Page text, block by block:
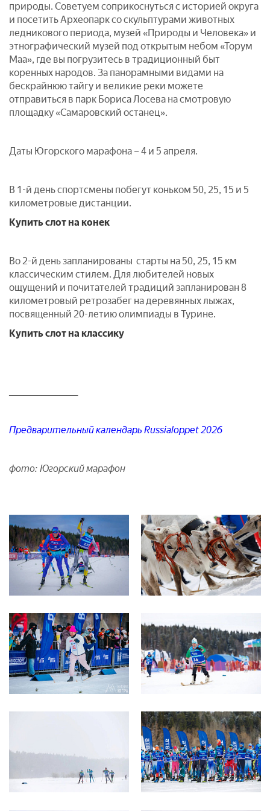
природы. Советуем соприкоснуться с историей округа
и посетить Археопарк со скульптурами животных
ледникового периода, музей «Природы и Человека» и
этнографический музей под открытым небом «Торум
Маа», где вы погрузитесь в традиционный быт
коренных народов. За панорамными видами на
бескрайнюю тайгу и великие реки можете
отправиться в парк Бориса Лосева на смотровую
площадку «Самаровский останец».
Даты Югорского марафона – 4 и 5 апреля.
В 1-й день спортсмены побегут коньком 50, 25, 15 и 5
километровые дистанции.
Купить слот на конек
Во 2-й день запланированы старты на 50, 25, 15 км
классическим стилем. Для любителей новых
ощущений и почитателей традиций запланирован 8
километровый ретрозабег на деревянных лыжах,
посвященный 20-летию олимпиады в Турине.
Купить слот на классику
Предварительный календарь Russialoppet 2026
фото: Югорский марафон